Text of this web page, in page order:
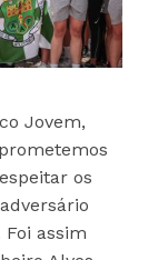
Jovem,
os
Foi assim